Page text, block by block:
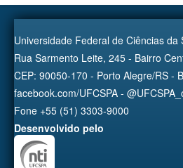
Universidade Federal de Ciências da
Rua Sarmento Leite, 245 - Bairro
CEP: 90050-170 - Porto Alegre/RS -
facebook.com/UFCSPA -
Fone +55 (51) 3303-9000
Desenvolvido pelo